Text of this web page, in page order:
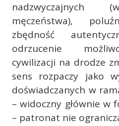
nadzwyczajnych
męczeństwa),
zbędność
odrzucenie
cywilizacji na drodze
sens rozpaczy jako
doświadczanych w
– widoczny głównie w
– patronat nie